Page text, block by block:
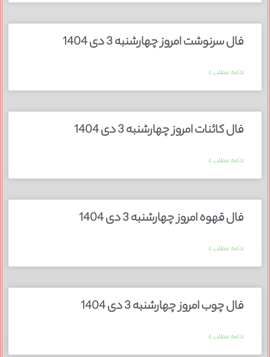
فال سرنوشت امروز چهارشنبه 3 دی 1404
ادامه مطلب »
فال کائنات امروز چهارشنبه 3 دی 1404
ادامه مطلب »
فال قهوه امروز چهارشنبه 3 دی 1404
ادامه مطلب »
فال چوب امروز چهارشنبه 3 دی 1404
ادامه مطلب »